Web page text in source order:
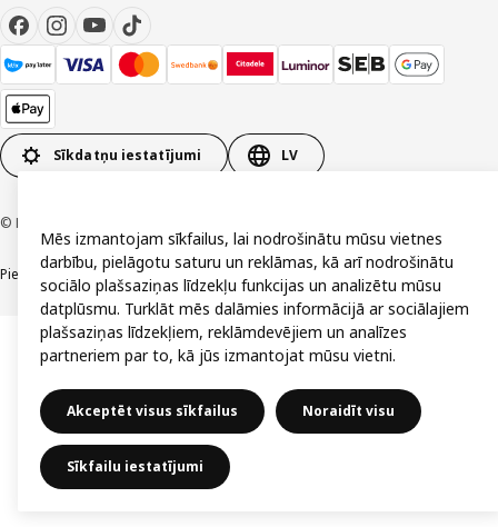
Sīkdatņu iestatījumi LV
© Inter IKEA Systems B.V. 1999-2026
PiekļūstamībaVispārīgi noteikumi Privātuma un sīkdatņu politika Kontakti
Mēs izmantojam sīkfailus, lai nodrošinātu mūsu vietnes
darbību, pielāgotu saturu un reklāmas, kā arī nodrošinātu
sociālo plašsaziņas līdzekļu funkcijas un analizētu mūsu
datplūsmu. Turklāt mēs dalāmies informācijā ar sociālajiem
plašsaziņas līdzekļiem, reklāmdevējiem un analīzes
partneriem par to, kā jūs izmantojat mūsu vietni.
Akceptēt visus sīkfailus Noraidīt visu
Sīkfailu iestatījumi